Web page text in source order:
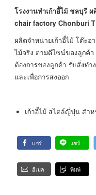
โรงงานทำเก้าอี้ไม้ ชลบุรี
chair factory Chonburi
ผลิตจำหน่ายเก้าอี้ไม้ โต๊ะอ
ไม้จริง ตามดีไซน์ของลูกค้
ต้องการของลูกค้า รับสั่งทำ
และเพื่อการส่งออก
เก้าอี้ไม้ สไตล์ญี่ปุ่น สำ
แชร์ แชร์
อีเมล พิมพ์